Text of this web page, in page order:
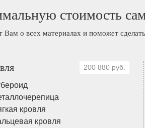
стоимость
Вам о всех материалах и поможет
200 880 руб.
кровля
кровля